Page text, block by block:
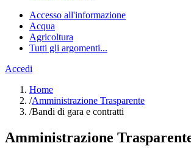
Accesso all'informazione
Acqua
Agricoltura
Tutti gli argomenti...
Accedi
Home
/Amministrazione Trasparente
/Bandi di gara e contratti
Amministrazione